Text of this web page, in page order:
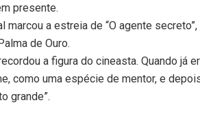
presente.
marcou a estreia de “O agente
de Ouro.
a figura do cineasta. Quando já
como uma espécie de mentor, e depois
grande”.